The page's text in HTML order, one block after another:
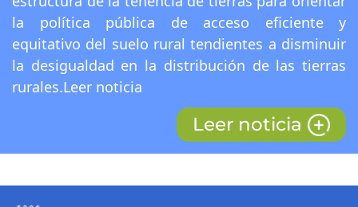
la política pública de acceso eficiente y
equitativo del suelo rural tendientes a disminuir
la desigualdad en la distribución de las tierras
rurales.Leer noticia
Leer noticia